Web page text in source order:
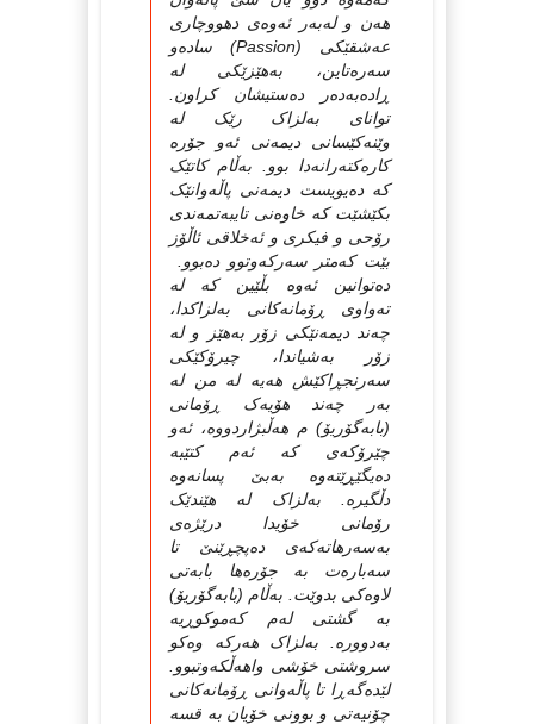
هه‌ن و له‌به‌ر ئه‌وه‌ی دهووچاری
عه‌شقێکی (Passion) ساده‌و
سه‌ره‌تاین، به‌هێزێکی له‌
ڕاده‌به‌ده‌ر ده‌ستیشان کراون.
توانای به‌لزاک رێک له‌
وێنه‌کێسانی دیمه‌نی ئه‌و جۆره‌
کاره‌کته‌رانه‌دا بوو. به‌ڵام کاتێک
که‌ ده‌یویست دیمه‌نی پاڵه‌وانێک
بکێشێت که‌ خاوه‌نی تایبه‌تمه‌ندی
رۆحی و فیکری و ئه‌خلاقی ئاڵۆز
بێت که‌متر سه‌رکه‌وتوو ده‌بوو.
ده‌توانین ئه‌وه‌ بڵێین که‌ له‌
ته‌واوی ڕۆمانه‌کانی به‌لزاکدا،
چه‌ند دیمه‌نێکی زۆر به‌هێز و له‌
زۆر به‌شیاندا، چیرۆکێکی
سه‌رنجڕاکێش هه‌یه‌ له‌ من له‌
به‌ر چه‌ند هۆیه‌ک ڕۆمانی
(بابه‌گۆریۆ) م هه‌ڵبژاردووه‌، ئه‌و
چێرۆکه‌ی که‌ ئه‌م کتێبه‌
ده‌یگێڕێته‌وه‌ به‌بێ پسانه‌وه‌
دڵگیره‌. به‌لزاک له‌ هێندێک
رۆمانی خۆیدا درێژه‌ی
به‌سه‌رهاته‌که‌ی ده‌پچڕێنێ تا
سه‌باره‌ت به‌ جۆره‌ها بابه‌تی
لاوه‌کی بدوێت. به‌ڵام (بابه‌گۆریۆ)
به‌ گشتی له‌م که‌موکوڕیه‌
به‌دووره‌. به‌لزاک هه‌رکه‌ وه‌کو
سروشتی خۆشی واهه‌ڵکه‌وتبوو.
لێده‌گه‌ڕا تا پاڵه‌وانی ڕۆمانه‌کانی
چۆنیه‌تی و بوونی خۆیان به‌ قسه‌